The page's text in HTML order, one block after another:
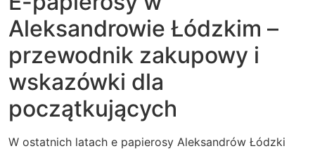
Aleksandrowie Łódzkim –
przewodnik zakupowy i
wskazówki dla
początkujących
W ostatnich latach e papierosy Aleksandrów Łódzki